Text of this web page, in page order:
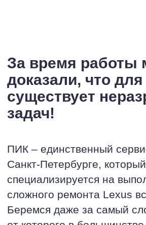
За время работы
доказали, что
существует
задач!
ПИК – единственный
Санкт-Петербурге, который
специализируется на
сложного ремонта Lexus
Беремся даже за самый